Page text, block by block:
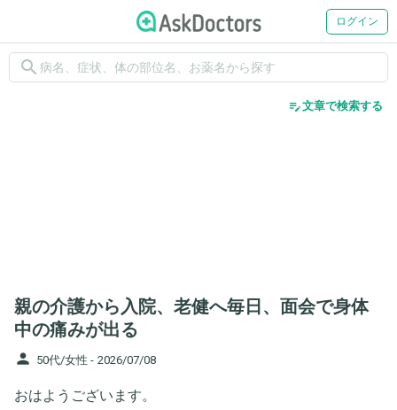
ログイン
search
edit_note文章で検索する
親の介護から入院、老健へ毎日、面会で身体
中の痛みが出る
person 50代/女性 - 2026/07/08
おはようございます。